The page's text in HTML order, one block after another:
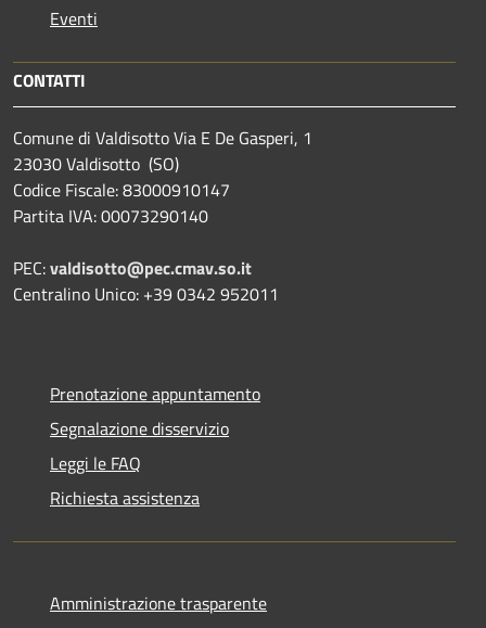
Eventi
CONTATTI
Comune di Valdisotto Via E De Gasperi, 1
23030 Valdisotto (SO)
Codice Fiscale: 83000910147
Partita IVA: 00073290140
PEC:valdisotto@pec.cmav.so.it
Centralino Unico: +39 0342 952011
Prenotazione appuntamento
Segnalazione disservizio
Leggi le FAQ
Richiesta assistenza
Amministrazione trasparente